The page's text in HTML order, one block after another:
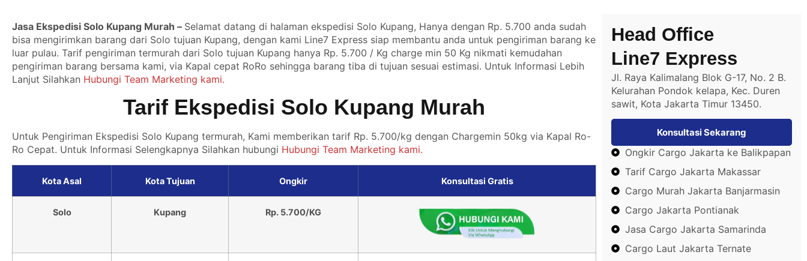
Jasa Ekspedisi Solo Kupang Murah – Selamat datang di halaman ekspedisi Solo Kupang, Hanya dengan Rp. 5.700 anda sudah
bisa mengirimkan barang dari Solo tujuan Kupang, dengan kami Line7 Express siap membantu anda untuk pengiriman barang ke
luar pulau. Tarif pengiriman termurah dari Solo tujuan Kupang hanya Rp. 5.700 / Kg charge min 50 Kg nikmati kemudahan
pengiriman barang bersama kami, via Kapal cepat RoRo sehingga barang tiba di tujuan sesuai estimasi. Untuk Informasi Lebih
Lanjut Silahkan Hubungi Team Marketing kami.
Tarif Ekspedisi Solo Kupang Murah
Untuk Pengiriman Ekspedisi Solo Kupang termurah, Kami memberikan tarif Rp. 5.700/kg dengan Chargemin 50kg via Kapal Ro-
Ro Cepat. Untuk Informasi Selengkapnya Silahkan hubungi Hubungi Team Marketing kami.
Kota Asal Kota Tujuan Ongkir Konsultasi Gratis
Solo Kupang Rp. 5.700/KG
Head Office
Line7 Express
Jl. Raya Kalimalang Blok G-17, No. 2 B.
Kelurahan Pondok kelapa, Kec. Duren
sawit, Kota Jakarta Timur 13450.
Konsultasi Sekarang
Ongkir Cargo Jakarta ke Balikpapan
Tarif Cargo Jakarta Makassar
Cargo Murah Jakarta Banjarmasin
Cargo Jakarta Pontianak
Jasa Cargo Jakarta Samarinda
Cargo Laut Jakarta Ternate